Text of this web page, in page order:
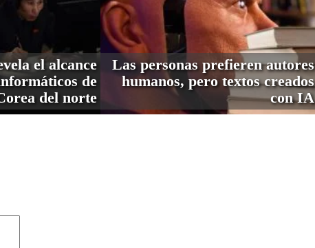
el alcance
de
del norte
Las personas prefieren autores
humanos, pero textos creados
con IA